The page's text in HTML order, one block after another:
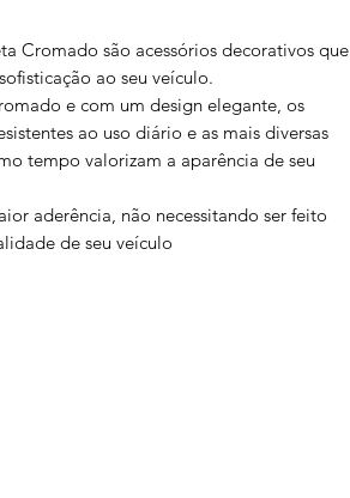
Cromado são acessórios decorativos que
ao seu veículo.
e com um design elegante, os
ao uso diário e as mais diversas
tempo valorizam a aparência de seu
aderência, não necessitando ser feito
de seu veículo